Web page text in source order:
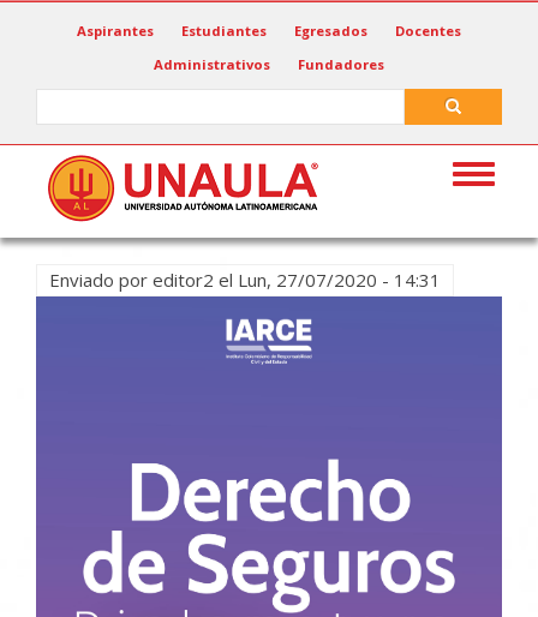
Aspirantes Estudiantes Egresados
Docentes
Administrativos
Fundadores
Toggle
Enviado por editor2 el Lun, 27/07/2020 - 14:31